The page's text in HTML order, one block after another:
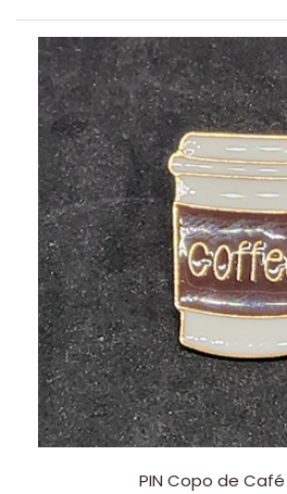
PIN Copo de